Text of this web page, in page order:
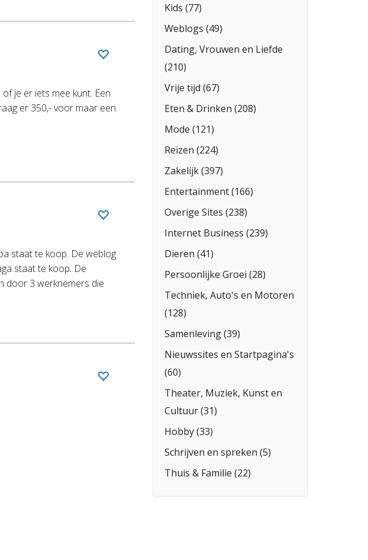
je er iets mee kunt. Een
er 350,- voor maar een
staat te koop. De weblog
staat te koop. De
door 3 werknemers die
Kids (77)
Weblogs (49)
Dating, Vrouwen en Liefde
(210)
Vrije tijd (67)
Eten & Drinken (208)
Mode (121)
Reizen (224)
Zakelijk (397)
Entertainment (166)
Overige Sites (238)
Internet Business (239)
Dieren (41)
Persoonlijke Groei (28)
Techniek, Auto's en Motoren
(128)
Samenleving (39)
Nieuwssites en Startpagina's
(60)
Theater, Muziek, Kunst en
Cultuur (31)
Hobby (33)
Schrijven en spreken (5)
Thuis & Familie (22)